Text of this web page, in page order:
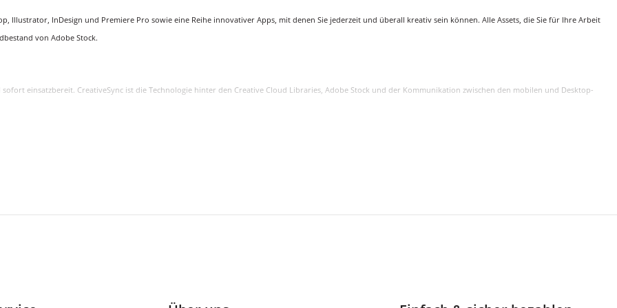
Illustrator, InDesign und Premiere Pro sowie eine Reihe innovativer Apps, mit denen Sie jederzeit und überall kreativ sein können. Alle Assets, die Sie für Ihre Arbeit
von Adobe Stock.
einsatzbereit. CreativeSync ist die Technologie hinter den Creative Cloud Libraries, Adobe Stock und der Kommunikation zwischen den mobilen und Desktop-
50 Millionen hochkarätige, lizenzfreie Fotos, Grafiken und Videos zugreifen.
Tablet oder Smartphone.